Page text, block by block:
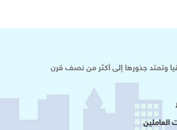
وتمتد جذورها إلى أكثر من نصف قرن
العاملين